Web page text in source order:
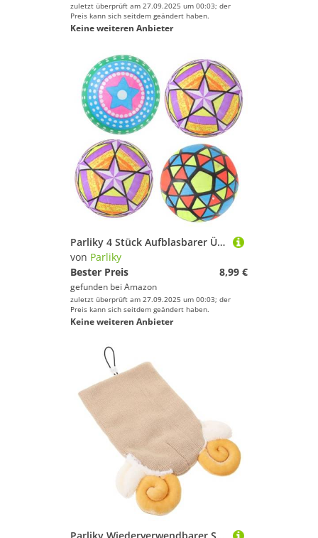
zuletzt überprüft am 27.09.2025 um 00:03; der
Preis kann sich seitdem geändert haben.
Keine weiteren Anbieter
Parliky 4 Stück Aufblasbarer Übergroßer Volleyball Für Draußen Beachvolleyball Weicher Volleyball Sand Kindervolleyball Große Aufblasbare Neonbälle Wasserbälle Aus PVC
von Parliky
Bester Preis
8,99 €
gefunden bei Amazon
zuletzt überprüft am 27.09.2025 um 00:03; der
Preis kann sich seitdem geändert haben.
Keine weiteren Anbieter